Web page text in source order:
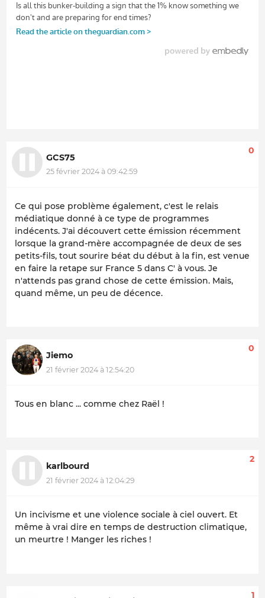
GCS75
25 février 2024 à 09:42:59
0
Ce qui pose problème également, c'est le relais
médiatique donné à ce type de programmes
indécents. J'ai découvert cette émission récemment
lorsque la grand-mère accompagnée de deux de ses
petits-fils, tout sourire béat du début à la fin, est venue
en faire la retape sur France 5 dans C' à vous. Je
n'attends pas grand chose de cette émission. Mais,
quand même, un peu de décence.
Jiemo
21 février 2024 à 12:54:20
0
Tous en blanc ... comme chez Raël !
karlbourd
21 février 2024 à 12:04:29
2
Un incivisme et une violence sociale à ciel ouvert. Et
même à vrai dire en temps de destruction climatique,
un meurtre ! Manger les riches !
1